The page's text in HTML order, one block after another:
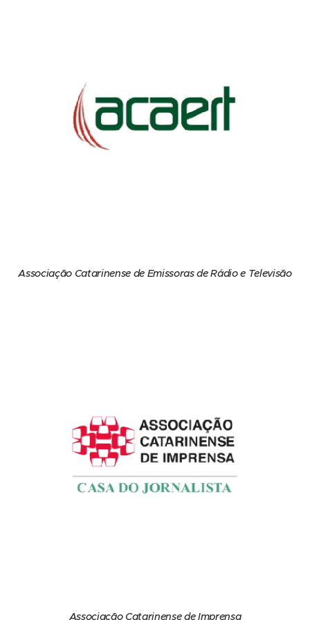
Associação Catarinense de Emissoras de Rádio e Televisão
Associação Catarinense de Imprensa